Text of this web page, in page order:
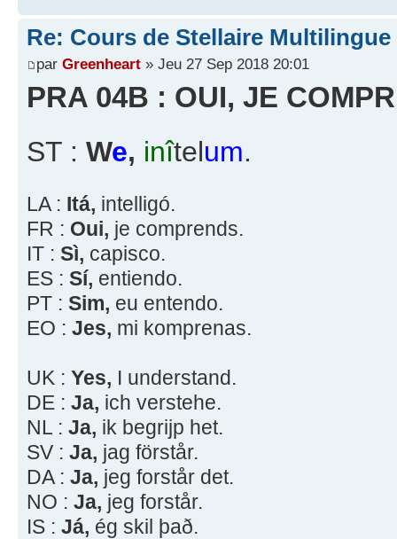
Re: Cours de Stellaire
par Greenheart » Jeu 27 Sep 2018 20:01
PRA 04B : OUI, JE
ST : We, inîtelum.
LA : Itá, intelligó.
FR : Oui, je comprends.
IT : Sì, capisco.
ES : Sí, entiendo.
PT : Sim, eu entendo.
EO : Jes, mi komprenas.
UK : Yes, I understand.
DE : Ja, ich verstehe.
NL : Ja, ik begrijp het.
SV : Ja, jag förstår.
DA : Ja, jeg forstår det.
NO : Ja, jeg forstår.
IS : Já, ég skil það.